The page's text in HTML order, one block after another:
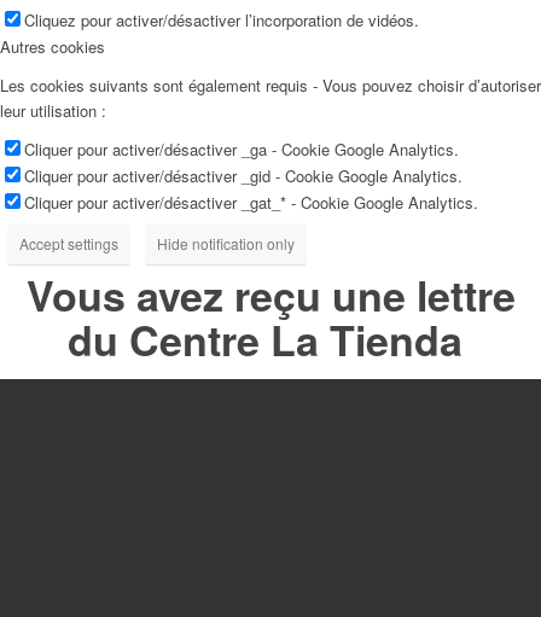
Cliquez pour activer/désactiver l’incorporation de vidéos.
Autres cookies
Les cookies suivants sont également requis - Vous pouvez choisir d’autoriser
leur utilisation :
Cliquer pour activer/désactiver _ga - Cookie Google Analytics.
Cliquer pour activer/désactiver _gid - Cookie Google Analytics.
Cliquer pour activer/désactiver _gat_* - Cookie Google Analytics.
Accept settings Hide notification only
Vous avez reçu une lettre
du Centre La Tienda